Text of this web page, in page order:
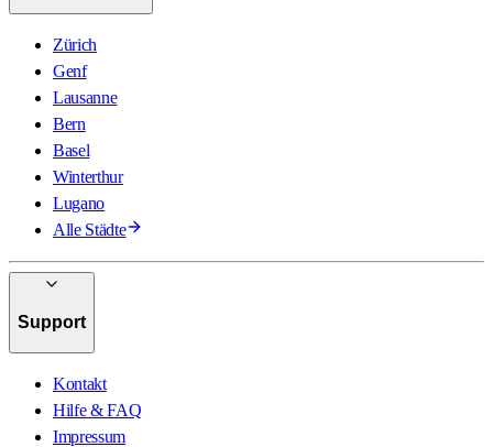
Zürich
Genf
Lausanne
Bern
Basel
Winterthur
Lugano
Alle Städte
Support
Kontakt
Hilfe & FAQ
Impressum